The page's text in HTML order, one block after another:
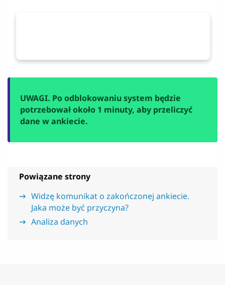
UWAGI. Po odblokowaniu system będzie
potrzebował około 1 minuty, aby przeliczyć
dane w ankiecie.
Powiązane strony
Widzę komunikat o zakończonej ankiecie.
Jaka może być przyczyna?
Analiza danych